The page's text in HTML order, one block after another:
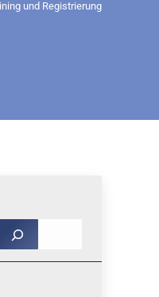
und Registrierung